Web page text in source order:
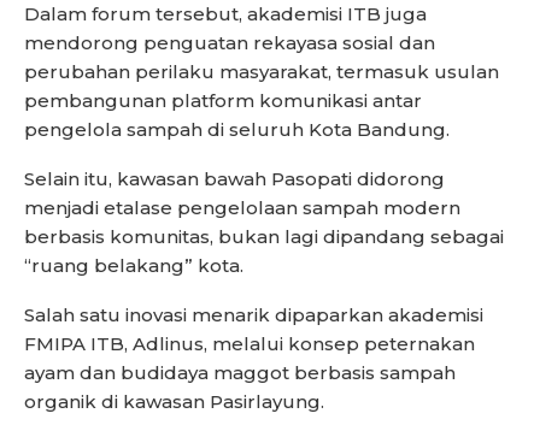
Dalam forum tersebut, akademisi ITB juga
mendorong penguatan rekayasa sosial dan
perubahan perilaku masyarakat, termasuk usulan
pembangunan platform komunikasi antar
pengelola sampah di seluruh Kota Bandung.
Selain itu, kawasan bawah Pasopati didorong
menjadi etalase pengelolaan sampah modern
berbasis komunitas, bukan lagi dipandang sebagai
“ruang belakang” kota.
Salah satu inovasi menarik dipaparkan akademisi
FMIPA ITB, Adlinus, melalui konsep peternakan
ayam dan budidaya maggot berbasis sampah
organik di kawasan Pasirlayung.